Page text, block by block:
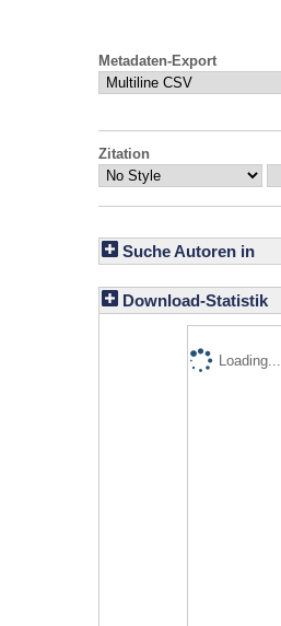
Metadaten-Export
Zitation
Suche Autoren in
Download-Statistik
Loading...